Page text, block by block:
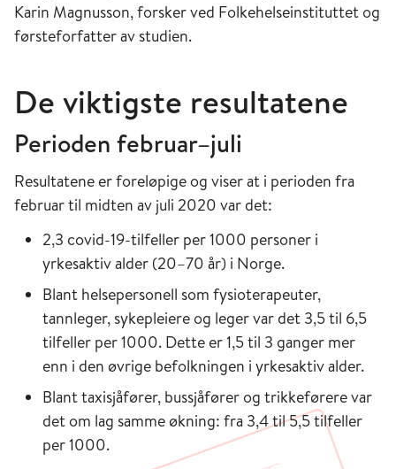
Karin Magnusson, forsker ved Folkehelseinstituttet og
førsteforfatter av studien.
De viktigste resultatene
Perioden februar–juli
Resultatene er foreløpige og viser at i perioden fra
februar til midten av juli 2020 var det:
2,3 covid-19-tilfeller per 1000 personer i
yrkesaktiv alder (20–70 år) i Norge.
Blant helsepersonell som fysioterapeuter,
tannleger, sykepleiere og leger var det 3,5 til 6,5
tilfeller per 1000. Dette er 1,5 til 3 ganger mer
enn i den øvrige befolkningen i yrkesaktiv alder.
Blant taxisjåfører, bussjåfører og trikkeførere var
det om lag samme økning: fra 3,4 til 5,5 tilfeller
per 1000.